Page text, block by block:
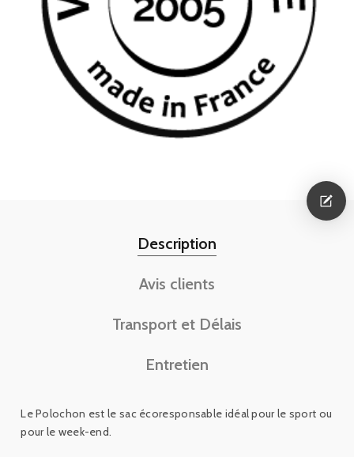
Description
Avis clients
Transport et Délais
Entretien
Le Polochon est le sac écoresponsable idéal pour le sport ou
pour le week-end.